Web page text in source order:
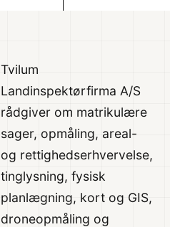
Tvilum
Landinspektørfirma A/S
rådgiver om matrikulære
sager, opmåling, areal-
og rettighedserhvervelse,
tinglysning, fysisk
planlægning, kort og GIS,
droneopmåling og